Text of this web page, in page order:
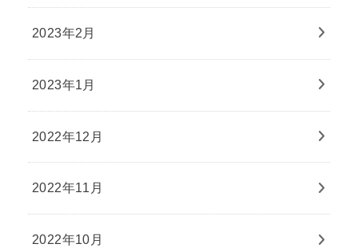
2023年2月
2023年1月
2022年12月
2022年11月
2022年10月